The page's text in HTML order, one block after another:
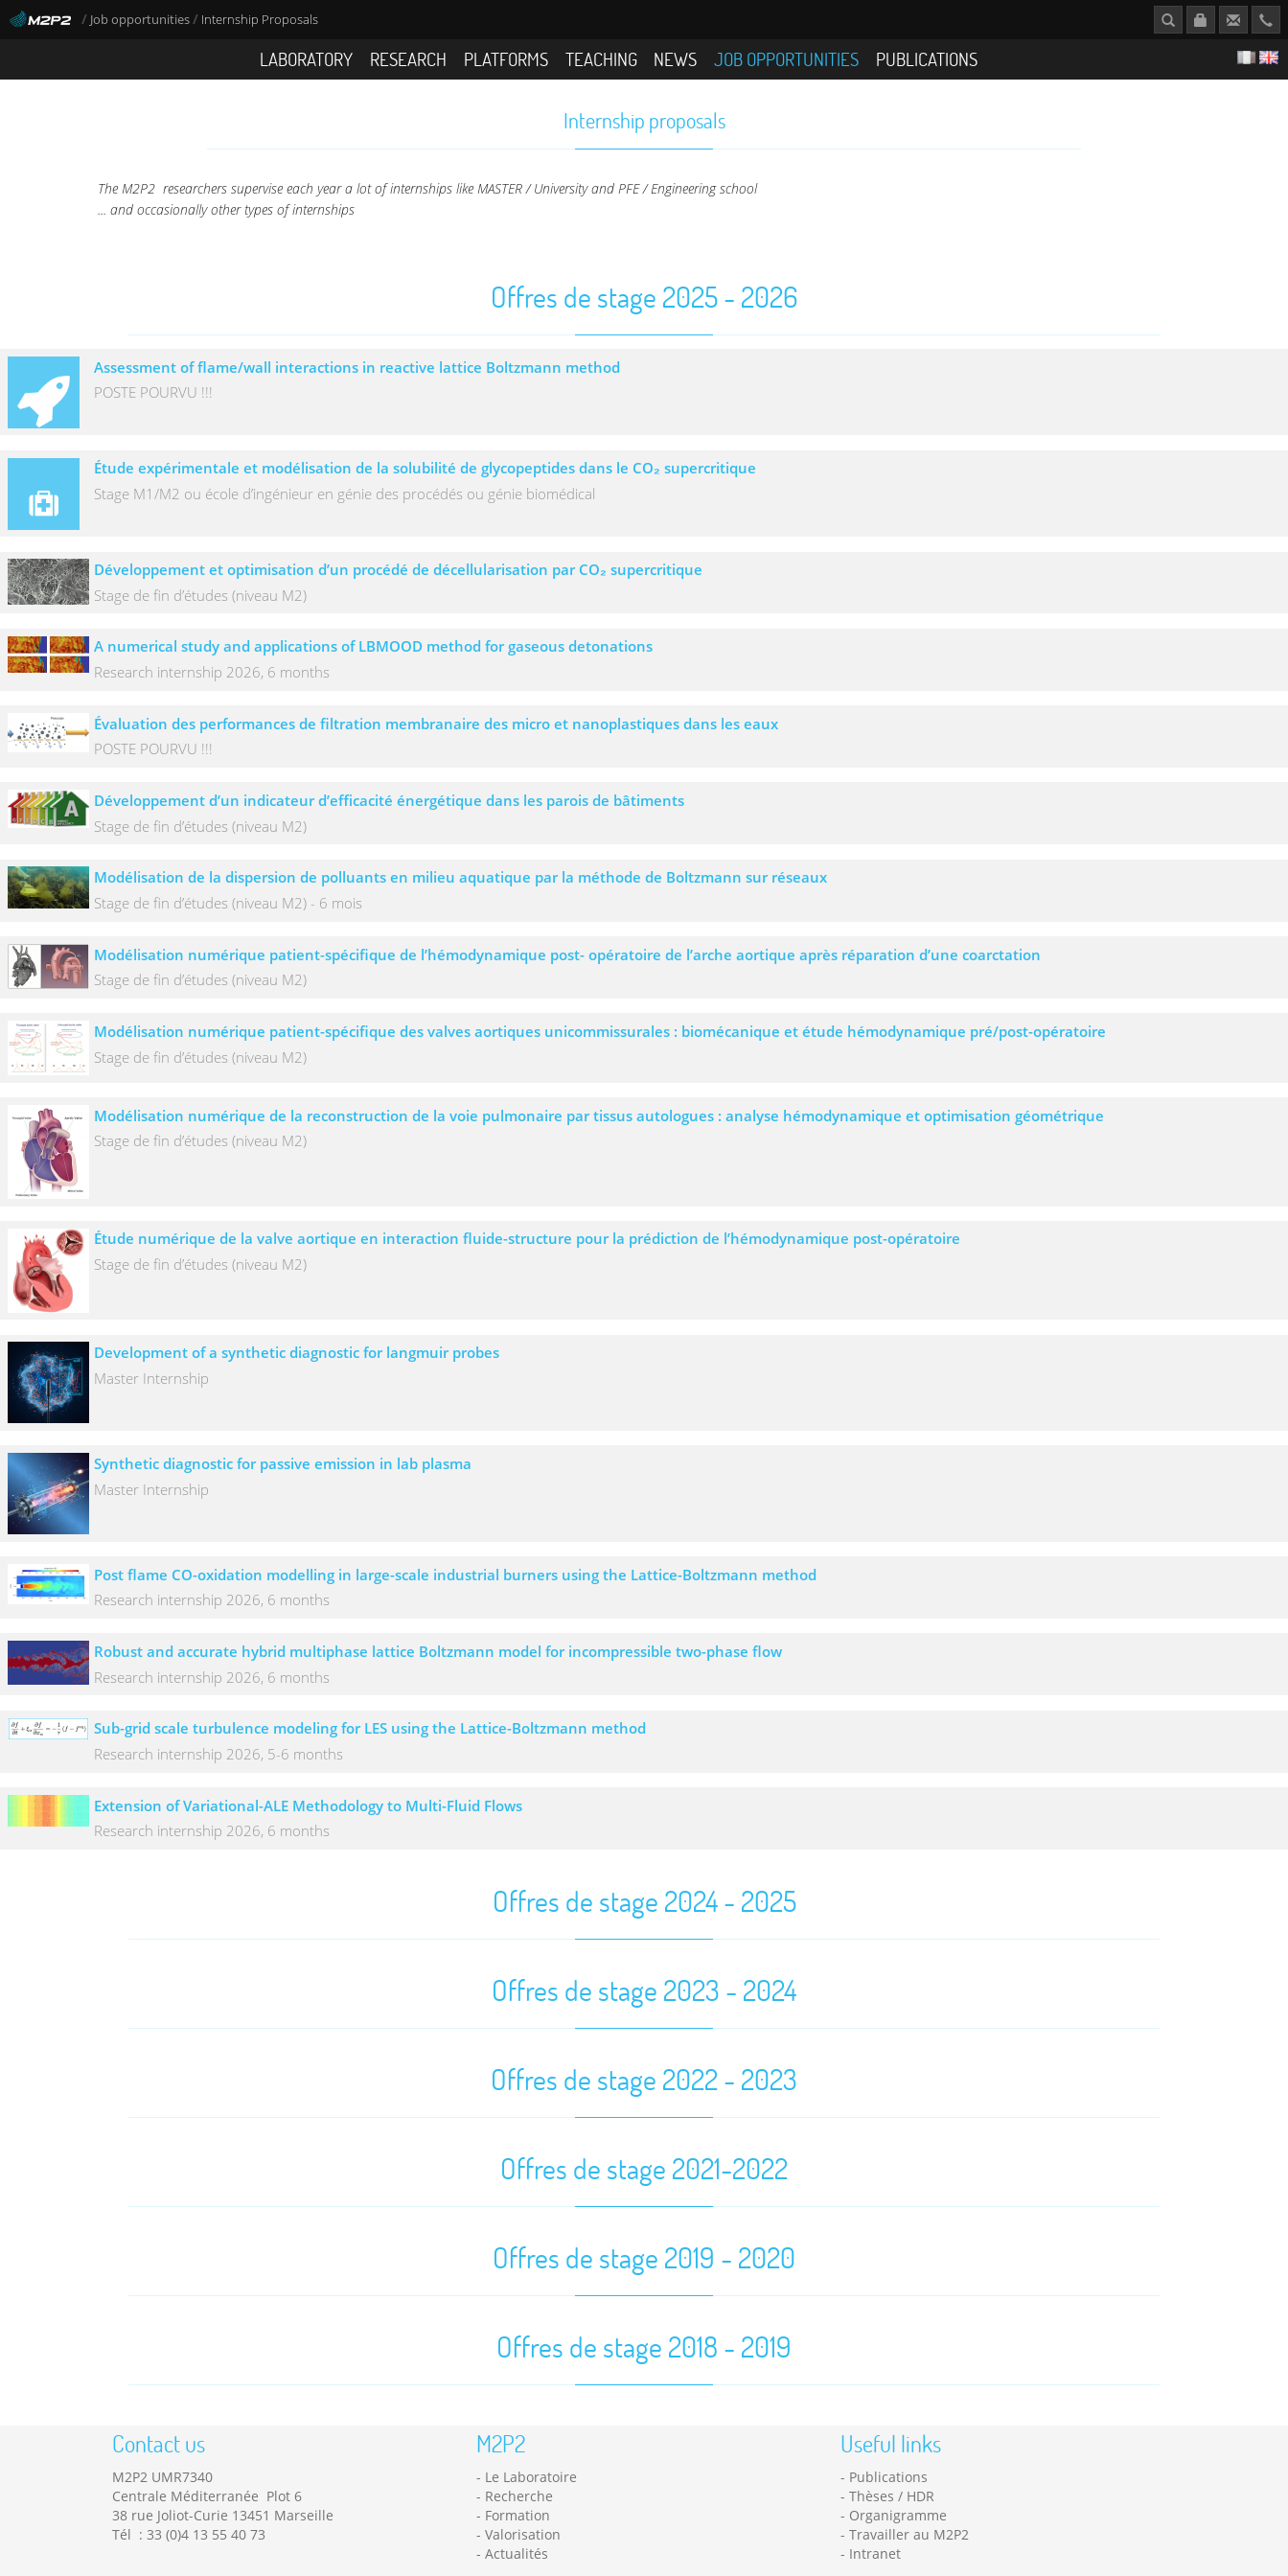
/ Job opportunities/ Internship Proposals
LABORATORY RESEARCH PLATFORMS TEACHING NEWS JOB OPPORTUNITIES PUBLICATIONS
Internship proposals
The M2P2 researchers supervise each year a lot of internships like MASTER / University and PFE / Engineering school
... and occasionally other types of internships
Offres de stage 2025 - 2026
Assessment of flame/wall interactions in reactive lattice Boltzmann method
POSTE POURVU !!!
Étude expérimentale et modélisation de la solubilité de glycopeptides dans le CO₂ supercritique
Stage M1/M2 ou école d’ingénieur en génie des procédés ou génie biomédical
Développement et optimisation d’un procédé de décellularisation par CO₂ supercritique
Stage de fin d’études (niveau M2)
A numerical study and applications of LBMOOD method for gaseous detonations
Research internship 2026, 6 months
Évaluation des performances de filtration membranaire des micro et nanoplastiques dans les eaux
POSTE POURVU !!!
Développement d’un indicateur d’efficacité énergétique dans les parois de bâtiments
Stage de fin d’études (niveau M2)
Modélisation de la dispersion de polluants en milieu aquatique par la méthode de Boltzmann sur réseaux
Stage de fin d’études (niveau M2) - 6 mois
Modélisation numérique patient-spécifique de l’hémodynamique post- opératoire de l’arche aortique après réparation d’une coarctation
Stage de fin d’études (niveau M2)
Modélisation numérique patient-spécifique des valves aortiques unicommissurales : biomécanique et étude hémodynamique pré/post-opératoire
Stage de fin d’études (niveau M2)
Modélisation numérique de la reconstruction de la voie pulmonaire par tissus autologues : analyse hémodynamique et optimisation géométrique
Stage de fin d’études (niveau M2)
Étude numérique de la valve aortique en interaction fluide-structure pour la prédiction de l’hémodynamique post-opératoire
Stage de fin d’études (niveau M2)
Development of a synthetic diagnostic for langmuir probes
Master Internship
Synthetic diagnostic for passive emission in lab plasma
Master Internship
Post flame CO-oxidation modelling in large-scale industrial burners using the Lattice-Boltzmann method
Research internship 2026, 6 months
Robust and accurate hybrid multiphase lattice Boltzmann model for incompressible two-phase flow
Research internship 2026, 6 months
Sub-grid scale turbulence modeling for LES using the Lattice-Boltzmann method
Research internship 2026, 5-6 months
Extension of Variational-ALE Methodology to Multi-Fluid Flows
Research internship 2026, 6 months
Offres de stage 2024 - 2025
Offres de stage 2023 - 2024
Offres de stage 2022 - 2023
Offres de stage 2021-2022
Offres de stage 2019 - 2020
Offres de stage 2018 - 2019
Contact us
M2P2 UMR7340
Centrale Méditerranée Plot 6
38 rue Joliot-Curie 13451 Marseille
Tél : 33 (0)4 13 55 40 73
M2P2
Le Laboratoire
Recherche
Formation
Valorisation
Actualités
Useful links
Publications
Thèses / HDR
Organigramme
Travailler au M2P2
Intranet